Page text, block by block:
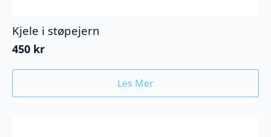
Kjele i støpejern
450 kr
Les Mer